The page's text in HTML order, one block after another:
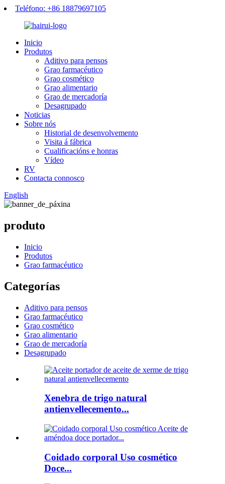
Teléfono: +86 18879697105
Inicio
Produtos
Aditivo para pensos
Grao farmacéutico
Grao cosmético
Grao alimentario
Grao de mercadoría
Desagrupado
Noticias
Sobre nós
Historial de desenvolvemento
Visita á fábrica
Cualificacións e honras
Vídeo
RV
Contacta connosco
English
produto
Inicio
Produtos
Grao farmacéutico
Categorías
Aditivo para pensos
Grao farmacéutico
Grao cosmético
Grao alimentario
Grao de mercadoría
Desagrupado
Xenebra de trigo natural
antienvellecemento...
Coidado corporal Uso cosmético
Doce...